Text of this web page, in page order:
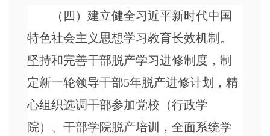
（四）建立健全习近平新时代中国
特色社会主义思想学习教育长效机制。
坚持和完善干部脱产学习进修制度，制
定新一轮领导干部5年脱产进修计划，精
心组织选调干部参加党校（行政学
院）、干部学院脱产培训，全面系统学